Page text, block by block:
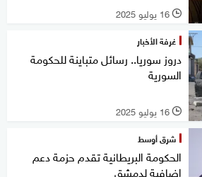
l 16 يوليو 2025
غرفة الأخبار
دروز سوريا.. رسائل متباينة للحكومة
السورية
l 16 يوليو 2025
شرق أوسط
الحكومة البريطانية تقدم حزمة دعم
إضافية لدمشق